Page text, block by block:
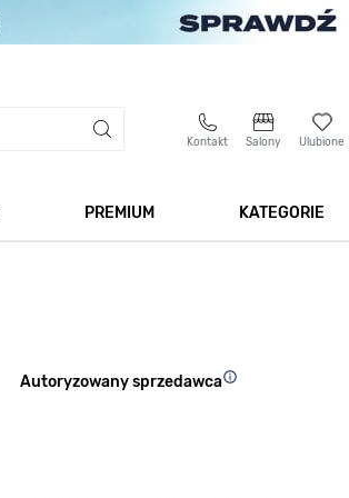
Kontakt Salony Ulubione
PREMIUM
KATEGORIE
Autoryzowany sprzedawca